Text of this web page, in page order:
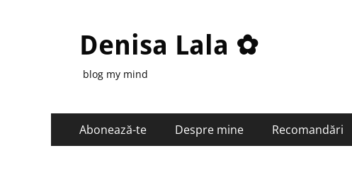
Denisa Lala ✿
blog my mind
Primary
Menu
Abonează-te Despre mine Recomandări